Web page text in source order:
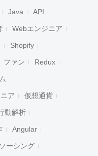
Java API
Webエンジニア
Shopify
ファン Redux
ア 仮想通貨
動解析
Angular
ーシング